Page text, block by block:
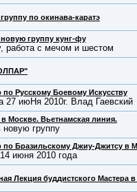
по окинава-каратэ
группу кунг-фу
работа с мечом и шестом
по Русскому Боевому Искусству
27 июНя 2010г. Влад Гаевский
Москве. Вьетнамская линия.
новую группу
по Бразильскому Джиу-Джитсу в
июня 2010 года
Лекция буддистского Мастера